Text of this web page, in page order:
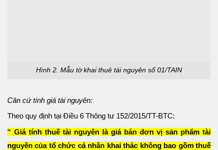
Hình 2. Mẫu tờ khai thuê tài nguyên số 01/TAIN
Căn cứ tính giá tài nguyên:
Theo quy định tại Điều 6 Thông tư 152/2015/TT-BTC:
“ Giá tính thuế tài nguyên là giá bán đơn vị sản phẩm tài
nguyên của tổ chức cá nhân khai thác không bao gồm thuế